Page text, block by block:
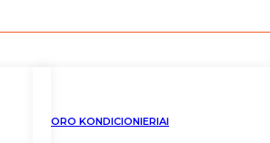
ORO KONDICIONIERIAI